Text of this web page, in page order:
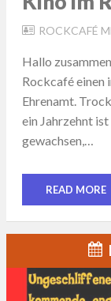
ROCKCAFÉ
Hallo
Rockcafé einen
Ehrenamt.
ein Jahrzehnt
gewachsen,…
READ MORE